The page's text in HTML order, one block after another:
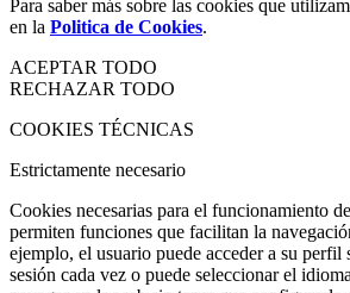
Para saber más sobre las cookies que
en la Politica de Cookies.
ACEPTAR TODO
RECHAZAR TODO
COOKIES TÉCNICAS
Estrictamente necesario
Cookies necesarias para el funcionamiento
permiten funciones que facilitan la
ejemplo, el usuario puede acceder a su perfil
sesión cada vez o puede seleccionar el